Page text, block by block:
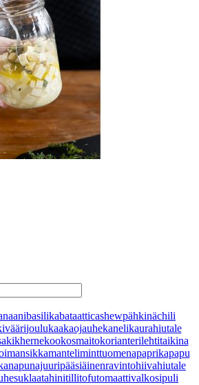
basilikabataatticashewpähkinächili
joulukaakaojauhekanelikaurahiutale
kikhernekookosmaitokorianterilehtitaikina
mansikkamanteliminttuomenapaprikapapu
punajuuripääsiäinenravintohiivahiutale
suklaatahinitillitofutomaattivalkosipuli